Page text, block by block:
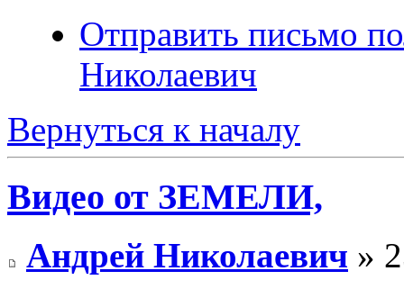
Отправить письмо
Николаевич
Вернуться к началу
Видео от ЗЕМЕЛИ,
Андрей Николаевич »